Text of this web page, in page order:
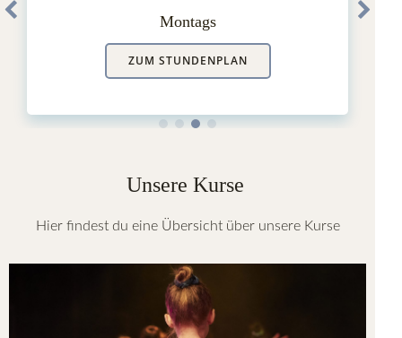
Montags
ZUM STUNDENPLAN
Unsere Kurse
Hier findest du eine Übersicht über unsere Kurse